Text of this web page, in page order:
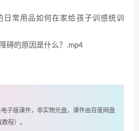
日常用品如何在家给孩子训感统训
碍的原因是什么？.mp4
子版课件，非实物光盘，课件由百度网盘
程）。